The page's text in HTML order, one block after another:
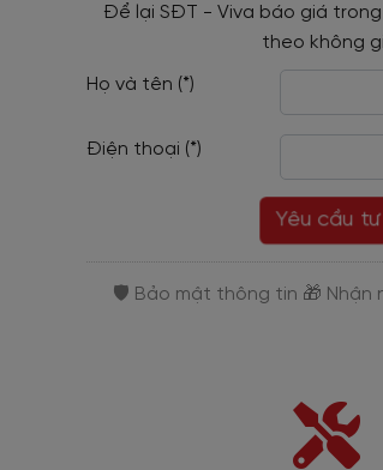
Để lại SĐT - Viva báo giá
theo không
Họ và tên (*)
Điện thoại (*)
Yêu cầu